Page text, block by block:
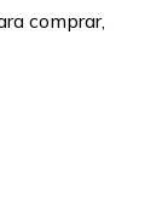
comprar,